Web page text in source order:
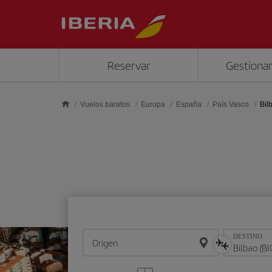
Reservar
Vuelos baratos Europa España País Vasco
Origen DESTINO